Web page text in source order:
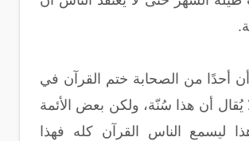
أن أحدًا من الصحابة ختم القرآن في
يُقال أن هذا سُنّة، ولكن بعض الأئمة
ليسمع الناس القرآن كله فهذا